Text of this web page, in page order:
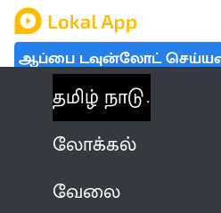
ஆப்பை டவுன்லோட்
தமிழ் நாடு
லோக்கல்
வேலை